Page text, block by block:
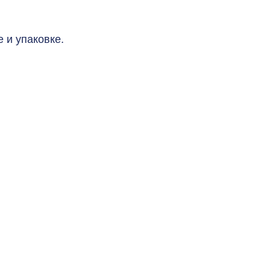
и упаковке.